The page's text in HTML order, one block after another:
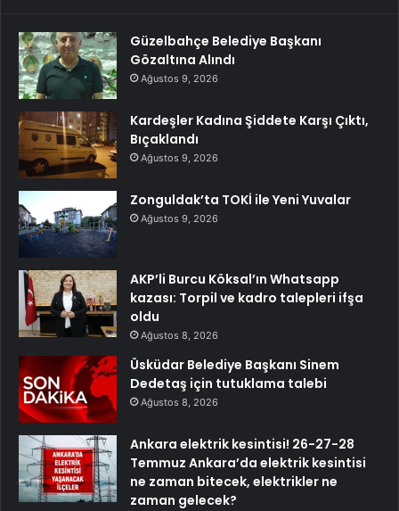
Güzelbahçe Belediye Başkanı
Gözaltına Alındı
Ağustos 9, 2026
Kardeşler Kadına Şiddete Karşı Çıktı,
Bıçaklandı
Ağustos 9, 2026
Zonguldak’ta TOKİ ile Yeni Yuvalar
Ağustos 9, 2026
AKP’li Burcu Köksal’ın Whatsapp
kazası: Torpil ve kadro talepleri ifşa
oldu
Ağustos 8, 2026
Üsküdar Belediye Başkanı Sinem
Dedetaş için tutuklama talebi
Ağustos 8, 2026
Ankara elektrik kesintisi! 26-27-28
Temmuz Ankara’da elektrik kesintisi
ne zaman bitecek, elektrikler ne
zaman gelecek?